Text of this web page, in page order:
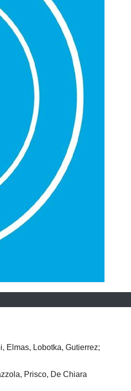
Elmas, Lobotka, Gutierrez;
Prisco, De Chiara